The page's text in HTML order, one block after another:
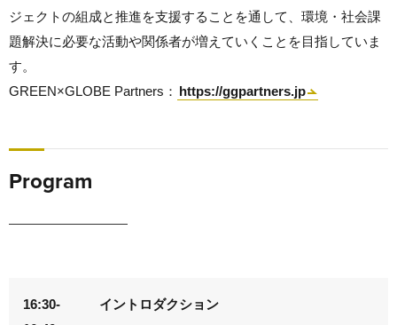
ジェクトの組成と推進を支援することを通して、環境・社会課
題解決に必要な活動や関係者が増えていくことを目指していま
す。
GREEN×GLOBE Partners： https://ggpartners.jp
Program
16:30-
イントロダクション